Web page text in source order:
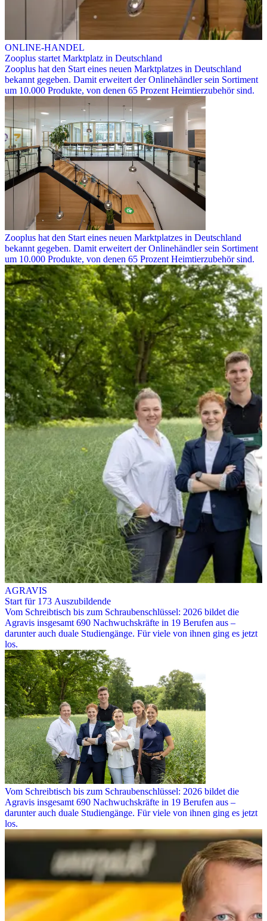
ONLINE-HANDEL
Zooplus startet Marktplatz in Deutschland
Zooplus hat den Start eines neuen Marktplatzes in Deutschland
bekannt gegeben. Damit erweitert der Onlinehändler sein Sortiment
um 10.000 Produkte, von denen 65 Prozent Heimtierzubehör sind.
Zooplus hat den Start eines neuen Marktplatzes in Deutschland
bekannt gegeben. Damit erweitert der Onlinehändler sein Sortiment
um 10.000 Produkte, von denen 65 Prozent Heimtierzubehör sind.
AGRAVIS
Start für 173 Auszubildende
Vom Schreibtisch bis zum Schraubenschlüssel: 2026 bildet die
Agravis insgesamt 690 Nachwuchskräfte in 19 Berufen aus –
darunter auch duale Studiengänge. Für viele von ihnen ging es jetzt
los.
Vom Schreibtisch bis zum Schraubenschlüssel: 2026 bildet die
Agravis insgesamt 690 Nachwuchskräfte in 19 Berufen aus –
darunter auch duale Studiengänge. Für viele von ihnen ging es jetzt
los.